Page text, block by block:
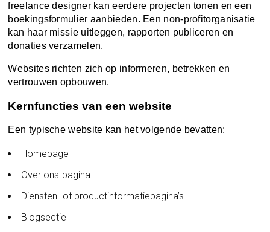
freelance designer kan eerdere projecten tonen en een
boekingsformulier aanbieden. Een non-profitorganisatie
kan haar missie uitleggen, rapporten publiceren en
donaties verzamelen.
Websites richten zich op informeren, betrekken en
vertrouwen opbouwen.
Kernfuncties van een website
Een typische website kan het volgende bevatten:
Homepage
Over ons-pagina
Diensten- of productinformatiepagina’s
Blogsectie